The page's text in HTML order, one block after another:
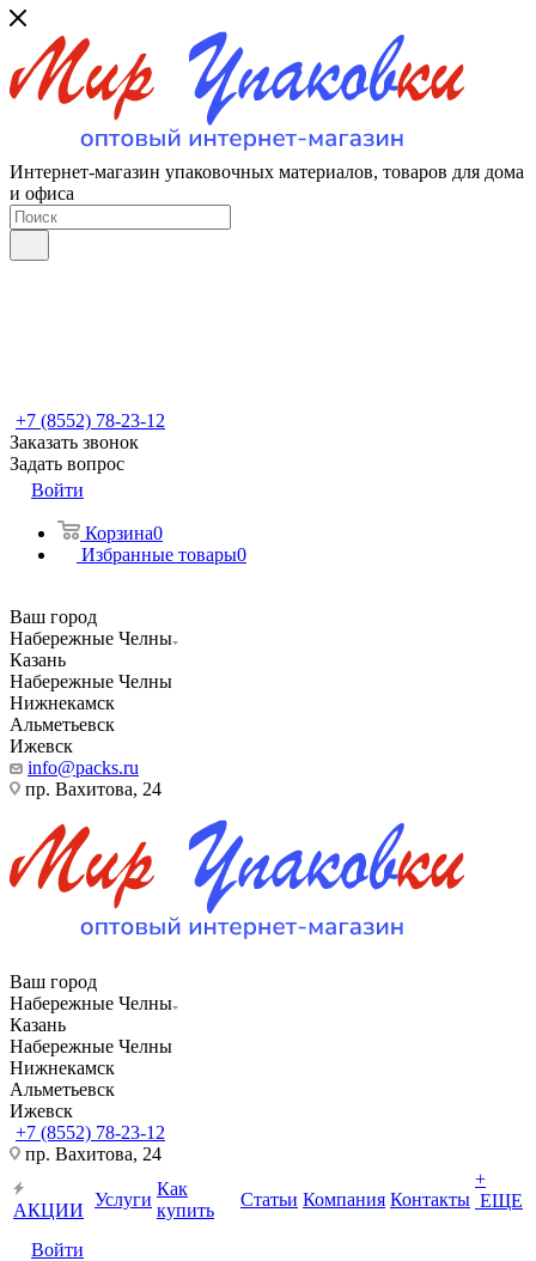
Интернет-магазин упаковочных материалов, товаров для дома
и офиса
+7 (8552) 78-23-12
Заказать звонок
Задать вопрос
Войти
Корзина0
Избранные товары0
Ваш город
Набережные Челны
Казань
Набережные Челны
Нижнекамск
Альметьевск
Ижевск
info@packs.ru
пр. Вахитова, 24
Ваш город
Набережные Челны
Казань
Набережные Челны
Нижнекамск
Альметьевск
Ижевск
+7 (8552) 78-23-12
пр. Вахитова, 24
АКЦИИ
Услуги
Как
купить
Статьи Компания Контакты
+
ЕЩЕ
Войти